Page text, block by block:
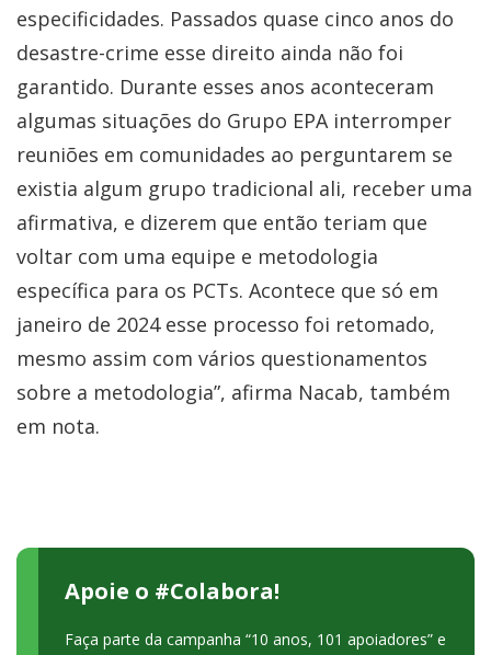
especificidades. Passados quase cinco anos do
desastre-crime esse direito ainda não foi
garantido. Durante esses anos aconteceram
algumas situações do Grupo EPA interromper
reuniões em comunidades ao perguntarem se
existia algum grupo tradicional ali, receber uma
afirmativa, e dizerem que então teriam que
voltar com uma equipe e metodologia
específica para os PCTs. Acontece que só em
janeiro de 2024 esse processo foi retomado,
mesmo assim com vários questionamentos
sobre a metodologia”, afirma Nacab, também
em nota.
Apoie o #Colabora!
Faça parte da campanha “10 anos, 101 apoiadores” e